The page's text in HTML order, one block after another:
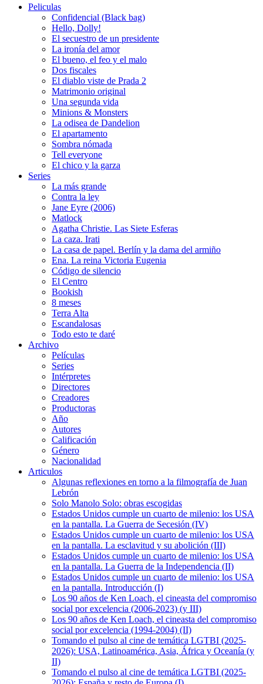
Peliculas
Confidencial (Black bag)
Hello, Dolly!
El secuestro de un presidente
La ironía del amor
El bueno, el feo y el malo
Dos fiscales
El diablo viste de Prada 2
Matrimonio original
Una segunda vida
Minions & Monsters
La odisea de Dandelion
El apartamento
Sombra nómada
Tell everyone
El chico y la garza
Series
La más grande
Contra la ley
Jane Eyre (2006)
Matlock
Agatha Christie. Las Siete Esferas
La caza. Irati
La casa de papel. Berlín y la dama del armiño
Ena. La reina Victoria Eugenia
Código de silencio
El Centro
Bookish
8 meses
Terra Alta
Escandalosas
Todo esto te daré
Archivo
Películas
Series
Intérpretes
Directores
Creadores
Productoras
Año
Autores
Calificación
Género
Nacionalidad
Articulos
Algunas reflexiones en torno a la filmografía de Juan
Lebrón
Solo Manolo Solo: obras escogidas
Estados Unidos cumple un cuarto de milenio: los USA
en la pantalla. La Guerra de Secesión (IV)
Estados Unidos cumple un cuarto de milenio: los USA
en la pantalla. La esclavitud y su abolición (III)
Estados Unidos cumple un cuarto de milenio: los USA
en la pantalla. La Guerra de la Independencia (II)
Estados Unidos cumple un cuarto de milenio: los USA
en la pantalla. Introducción (I)
Los 90 años de Ken Loach, el cineasta del compromiso
social por excelencia (2006-2023) (y III)
Los 90 años de Ken Loach, el cineasta del compromiso
social por excelencia (1994-2004) (II)
Tomando el pulso al cine de temática LGTBI (2025-
2026): USA, Latinoamérica, Asia, África y Oceanía (y
II)
Tomando el pulso al cine de temática LGTBI (2025-